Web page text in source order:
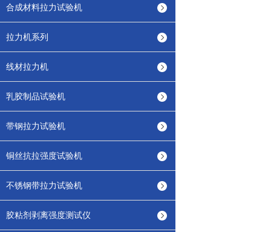
合成材料拉力试验机
拉力机系列
线材拉力机
乳胶制品试验机
带钢拉力试验机
铜丝抗拉强度试验机
不锈钢带拉力试验机
胶粘剂剥离强度测试仪